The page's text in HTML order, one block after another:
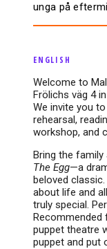
unga på
ENGLISH
Welcome to
Frölichs väg 4
We invite you
rehearsal,
workshop, and
Bring the
The Egg—a
beloved classic.
about life and
truly special.
Recommended
puppet theatre
puppet and put